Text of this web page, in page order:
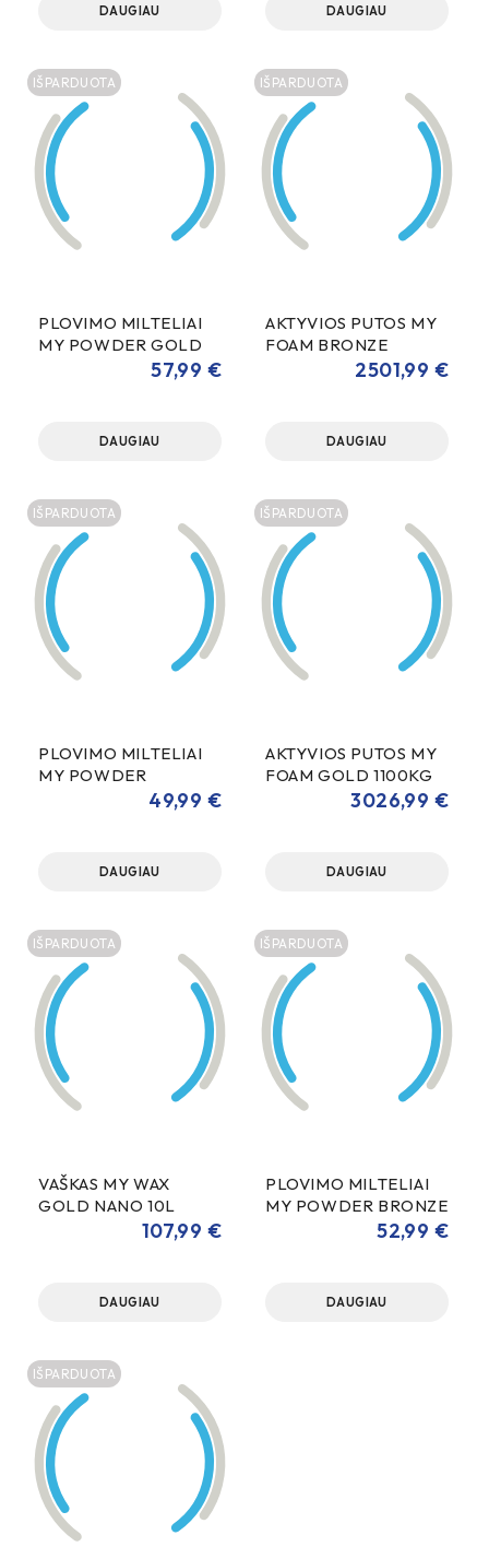
DAUGIAU DAUGIAU
IŠPARDUOTA
PLOVIMO MILTELIAI
MY POWDER GOLD
57,99 €
DAUGIAU
IŠPARDUOTA
AKTYVIOS PUTOS MY
FOAM BRONZE
2501,99 €
DAUGIAU
IŠPARDUOTA
PLOVIMO MILTELIAI
MY POWDER
ECOLOGIC 15KG49,99 €
DAUGIAU
IŠPARDUOTA
AKTYVIOS PUTOS MY
FOAM GOLD 1100KG
3026,99 €
DAUGIAU
IŠPARDUOTA
VAŠKAS MY WAX
GOLD NANO 10L
107,99 €
DAUGIAU
IŠPARDUOTA
PLOVIMO MILTELIAI
MY POWDER BRONZE
52,99 €
DAUGIAU
IŠPARDUOTA